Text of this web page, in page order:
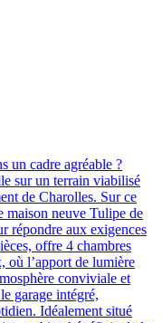
un cadre agréable ?
sur un terrain viabilisé
de Charolles. Sur ce
maison neuve Tulipe de
répondre aux exigences
offre 4 chambres
où l’apport de lumière
conviviale et
garage intégré,
Idéalement situé